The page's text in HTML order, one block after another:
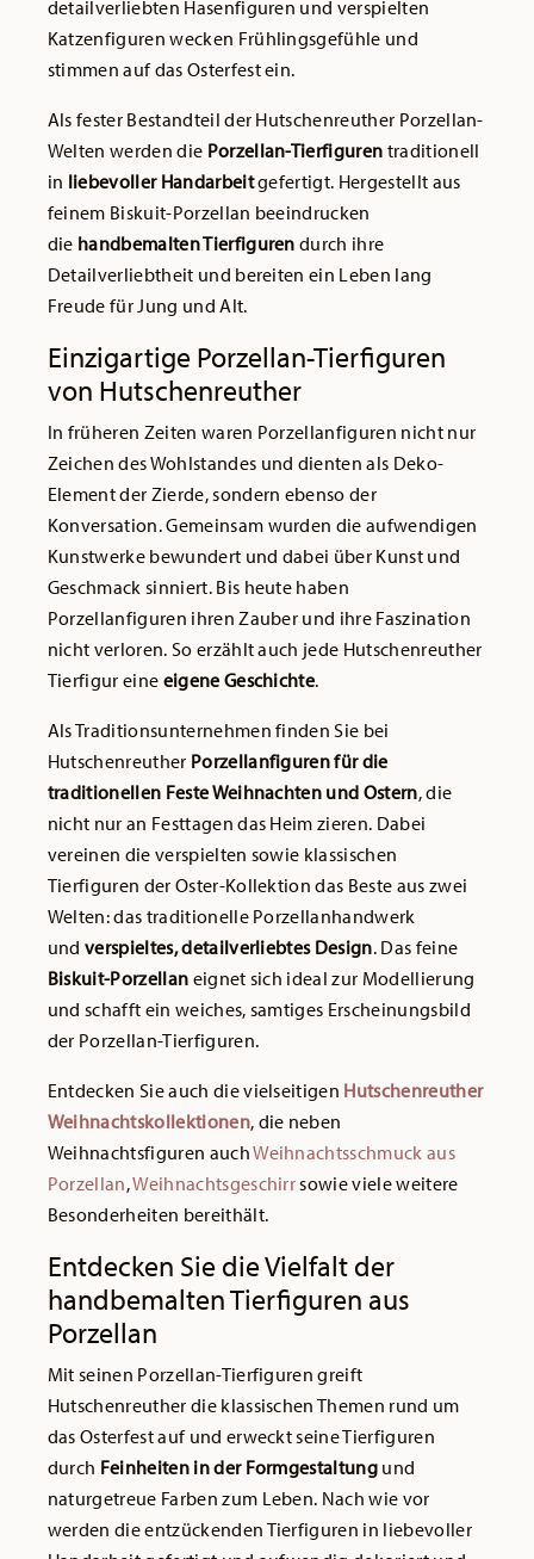
detailverliebten Hasenfiguren und verspielten
Katzenfiguren wecken Frühlingsgefühle und
stimmen auf das Osterfest ein.
Als fester Bestandteil der Hutschenreuther Porzellan-
Welten werden die Porzellan-Tierfiguren traditionell
in liebevoller Handarbeitgefertigt. Hergestellt aus
feinem Biskuit-Porzellan beeindrucken
die handbemalten Tierfiguren durch ihre
Detailverliebtheit und bereiten ein Leben lang
Freude für Jung und Alt.
Einzigartige Porzellan-Tierfiguren
von Hutschenreuther
In früheren Zeiten waren Porzellanfiguren nicht nur
Zeichen des Wohlstandes und dienten als Deko-
Element der Zierde, sondern ebenso der
Konversation. Gemeinsam wurden die aufwendigen
Kunstwerke bewundert und dabei über Kunst und
Geschmack sinniert. Bis heute haben
Porzellanfiguren ihren Zauber und ihre Faszination
nicht verloren. So erzählt auch jede Hutschenreuther
Tierfigur eine eigene Geschichte.
Als Traditionsunternehmen finden Sie bei
Hutschenreuther Porzellanfiguren für die
traditionellen Feste Weihnachten und Ostern, die
nicht nur an Festtagen das Heim zieren. Dabei
vereinen die verspielten sowie klassischen
Tierfiguren der Oster-Kollektion das Beste aus zwei
Welten: das traditionelle Porzellanhandwerk
undverspieltes, detailverliebtes Design. Das feine
Biskuit-Porzellan eignet sich ideal zur Modellierung
und schafft ein weiches, samtiges Erscheinungsbild
der Porzellan-Tierfiguren.
Entdecken Sie auch die vielseitigen Hutschenreuther
Weihnachtskollektionen, die neben
Weihnachtsfiguren auchWeihnachtsschmuck aus
Porzellan,Weihnachtsgeschirrsowie viele weitere
Besonderheiten bereithält.
Entdecken Sie die Vielfalt der
handbemalten Tierfiguren aus
Porzellan
Mit seinen Porzellan-Tierfiguren greift
Hutschenreuther die klassischen Themen rund um
das Osterfest auf und erweckt seine Tierfiguren
durch Feinheiten in der Formgestaltung und
naturgetreue Farben zum Leben. Nach wie vor
werden die entzückenden Tierfiguren in liebevoller